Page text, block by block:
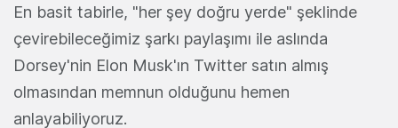
En basit tabirle, "her şey doğru yerde" şeklinde
çevirebileceğimiz şarkı paylaşımı ile aslında
Dorsey'nin Elon Musk'ın Twitter satın almış
olmasından memnun olduğunu hemen
anlayabiliyoruz.